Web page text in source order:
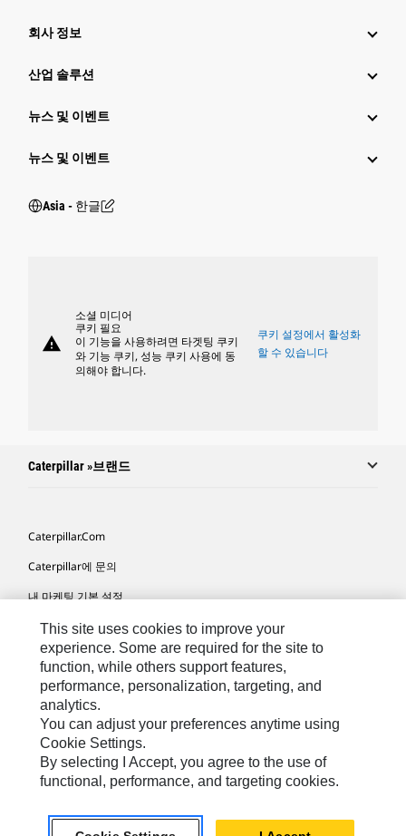
회사 정보
산업 솔루션
뉴스 및 이벤트
뉴스 및 이벤트
Asia - 한글
warning
소셜 미디어
쿠키 필요
이 기능을 사용하려면 타겟팅 쿠키
와 기능 쿠키, 성능 쿠키 사용에 동
의해야 합니다.
쿠키 설정에서 활성화
할 수 있습니다
Caterpillar »브랜드
Caterpillar.com
Caterpillar에 문의
내 마케팅 기본 설정
사이트 맵
Cookie Settings
법적 고지
개인정보취급방침
위치정보 이용약관
KR - Korean© 2026 Caterpillar. 판권 소유
This site uses cookies to improve your
experience. Some are required for the site to
function, while others support features,
performance, personalization, targeting, and
analytics.
You can adjust your preferences anytime using
Cookie Settings.
By selecting I Accept, you agree to the use of
functional, performance, and targeting cookies.